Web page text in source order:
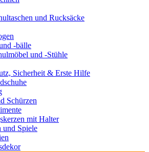
und Rucksäcke
-bälle
und -Stühle
Sicherheit & Erste Hilfe
Schürzen
mit Halter
und Spiele